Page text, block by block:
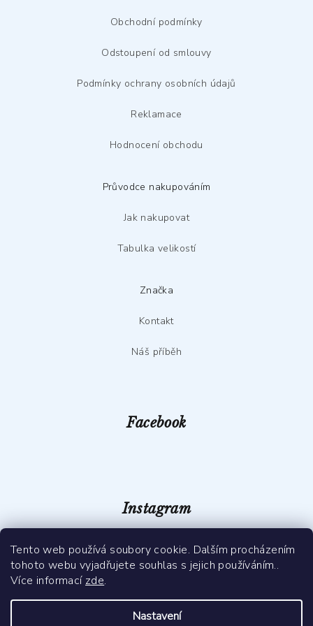
Tento web používá soubory cookie. Dalším procházením
tohoto webu vyjadřujete souhlas s jejich používáním..
Více informací zde.
Nastavení
Obchodní podmínky
Odstoupení od smlouvy
Podmínky ochrany osobních údajů
Reklamace
Hodnocení obchodu
Průvodce nakupováním
Jak nakupovat
Tabulka velikostí
Značka
Kontakt
Náš příběh
Facebook
Instagram